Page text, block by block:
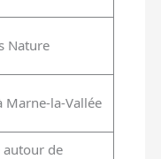
Nature
Marne-la-Vallée
autour de